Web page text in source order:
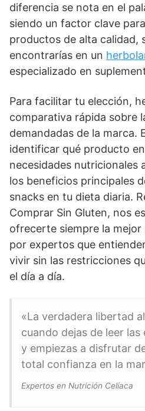
diferencia se nota en el
siendo un factor clave
productos de alta calidad,
encontrarías en un
especializado en
Para facilitar tu elección,
comparativa rápida sobre
demandadas de la marca.
identificar qué producto
necesidades nutricionales
los beneficios principales
snacks en tu dieta diaria.
Comprar Sin Gluten, nos
ofrecerte siempre la mejor
por expertos que
vivir sin las restricciones
el día a día.
«La verdadera libertad
cuando dejas de leer
y empiezas a disfrutar
total confianza en la
Expertos en Nutrición Celíaca